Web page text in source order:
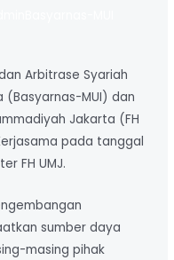
Arbitrase Syariah
(Basyarnas-MUI) dan
Jakarta (FH
pada tanggal
FH UMJ.
sumber daya
masing pihak